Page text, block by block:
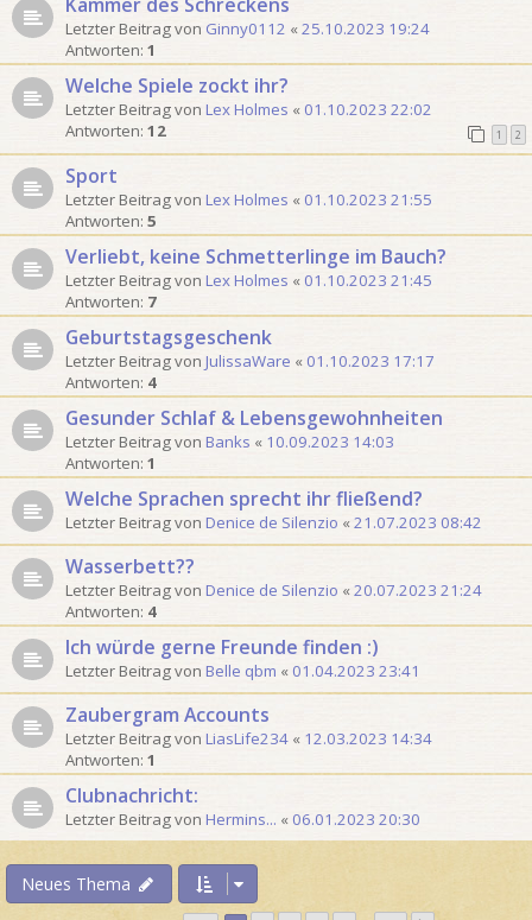
Letzter Beitrag von Ginny0112 «25.10.2023 19:24
Antworten: 1
Welche Spiele zockt ihr?
Letzter Beitrag von Lex Holmes « 01.10.2023 22:02
Antworten: 12 1 2
Sport
Letzter Beitrag von Lex Holmes « 01.10.2023 21:55
Antworten: 5
Verliebt, keine Schmetterlinge im Bauch?
Letzter Beitrag von Lex Holmes « 01.10.2023 21:45
Antworten: 7
Geburtstagsgeschenk
Letzter Beitrag von JulissaWare « 01.10.2023 17:17
Antworten: 4
Gesunder Schlaf & Lebensgewohnheiten
Letzter Beitrag von Banks « 10.09.2023 14:03
Antworten: 1
Welche Sprachen sprecht ihr fließend?
Letzter Beitrag von Denice de Silenzio «21.07.2023 08:42
Wasserbett??
Letzter Beitrag von Denice de Silenzio «20.07.2023 21:24
Antworten: 4
Ich würde gerne Freunde finden :)
Letzter Beitrag von Belle qbm « 01.04.2023 23:41
Zaubergram Accounts
Letzter Beitrag von LiasLife234 « 12.03.2023 14:34
Antworten: 1
Clubnachricht:
Letzter Beitrag von Hermins... « 06.01.2023 20:30
Neues Thema